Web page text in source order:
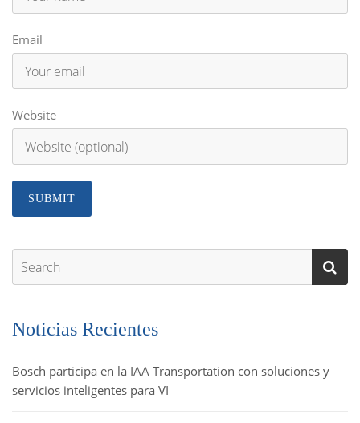
Email
Website
Noticias Recientes
Bosch participa en la IAA Transportation con soluciones y
servicios inteligentes para VI